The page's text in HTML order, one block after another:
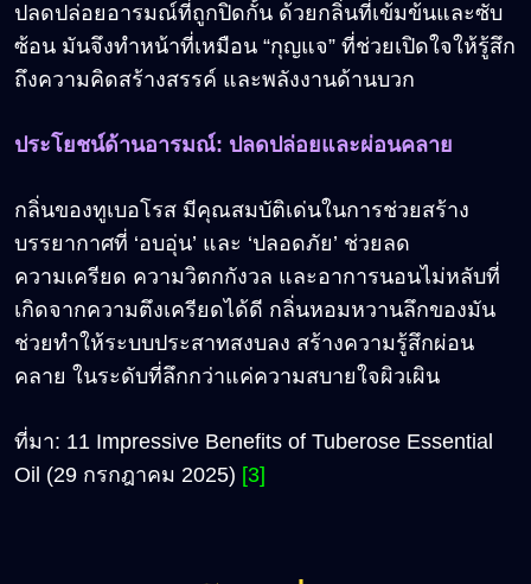
ปลดปล่อยอารมณ์ที่ถูกปิดกั้น ด้วยกลิ่นที่เข้มข้นและซับ
ซ้อน มันจึงทำหน้าที่เหมือน “กุญแจ” ที่ช่วยเปิดใจให้รู้สึก
ถึงความคิดสร้างสรรค์ และพลังงานด้านบวก
ประโยชน์ด้านอารมณ์: ปลดปล่อยและผ่อนคลาย
กลิ่นของทูเบอโรส มีคุณสมบัติเด่นในการช่วยสร้าง
บรรยากาศที่ ‘อบอุ่น’ และ ‘ปลอดภัย’ ช่วยลด
ความเครียด ความวิตกกังวล และอาการนอนไม่หลับที่
เกิดจากความตึงเครียดได้ดี กลิ่นหอมหวานลึกของมัน
ช่วยทำให้ระบบประสาทสงบลง สร้างความรู้สึกผ่อน
คลาย ในระดับที่ลึกกว่าแค่ความสบายใจผิวเผิน
ที่มา: 11 Impressive Benefits of Tuberose Essential
Oil (29 กรกฎาคม 2025) [3]